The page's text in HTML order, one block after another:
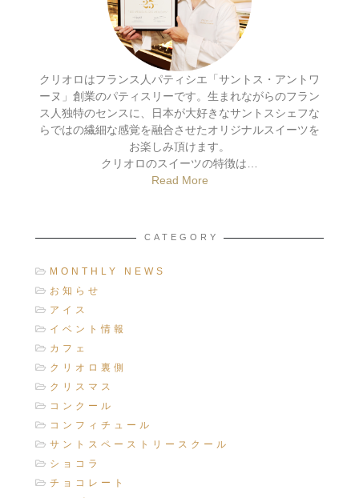
クリオロはフランス人パティシエ「サントス・アントワ
ーヌ」創業のパティスリーです。生まれながらのフラン
ス人独特のセンスに、日本が大好きなサントスシェフな
らではの繊細な感覚を融合させたオリジナルスイーツを
お楽しみ頂けます。
クリオロのスイーツの特徴は…
Read More
CATEGORY
MONTHLY NEWS
お知らせ
アイス
イベント情報
カフェ
クリオロ裏側
クリスマス
コンクール
コンフィチュール
サントスペーストリースクール
ショコラ
チョコレート